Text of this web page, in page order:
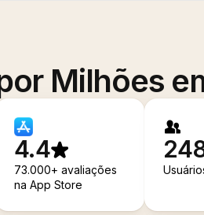
Milhões
4.4
73.000+ avaliações
na App Store